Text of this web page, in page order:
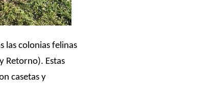
las colonias felinas
Retorno). Estas
casetas y